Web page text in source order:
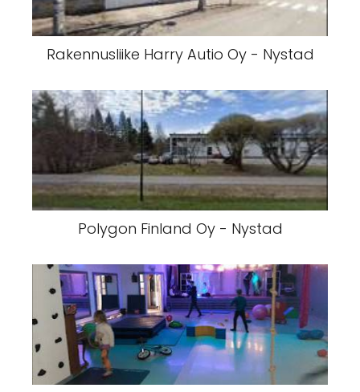
Rakennusliike Harry Autio Oy - Nystad
Polygon Finland Oy - Nystad